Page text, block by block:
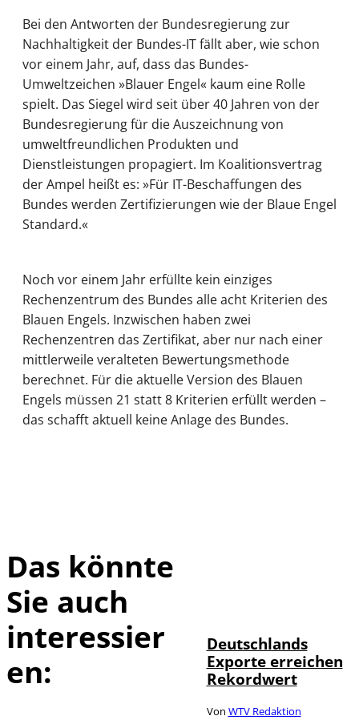
Bei den Antworten der Bundesregierung zur
Nachhaltigkeit der Bundes-IT fällt aber, wie schon
vor einem Jahr, auf, dass das Bundes-
Umweltzeichen »Blauer Engel« kaum eine Rolle
spielt. Das Siegel wird seit über 40 Jahren von der
Bundesregierung für die Auszeichnung von
umweltfreundlichen Produkten und
Dienstleistungen propagiert. Im Koalitionsvertrag
der Ampel heißt es: »Für IT-Beschaffungen des
Bundes werden Zertifizierungen wie der Blaue Engel
Standard.«
Noch vor einem Jahr erfüllte kein einziges
Rechenzentrum des Bundes alle acht Kriterien des
Blauen Engels. Inzwischen haben zwei
Rechenzentren das Zertifikat, aber nur nach einer
mittlerweile veralteten Bewertungsmethode
berechnet. Für die aktuelle Version des Blauen
Engels müssen 21 statt 8 Kriterien erfüllt werden –
das schafft aktuell keine Anlage des Bundes.
Das könnte
Sie auch
interessier
en:
Deutschlands
Exporte erreichen
Rekordwert
Von WTV Redaktion